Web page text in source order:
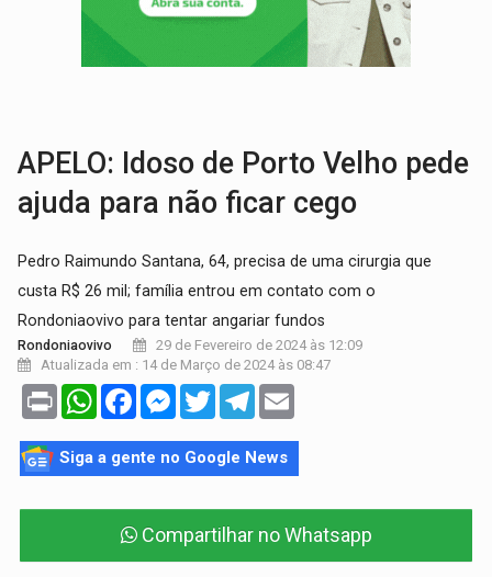
AGOSTO LILÁS:MPRO lança de portal e promove reflexão sobre trajetória da
REGULARIZAÇÃO:Refis 2026 segue até o fim do ano para
APELO: Idoso de Porto Velho pede
ajuda para não ficar cego
Pedro Raimundo Santana, 64, precisa de uma cirurgia que
custa R$ 26 mil; família entrou em contato com o
Rondoniaovivo para tentar angariar fundos
Rondoniaovivo
29 de Fevereiro de 2024 às 12:09
Atualizada em : 14 de Março de 2024 às 08:47
Print WhatsAppFacebookMessenger
TwitterTelegram
Siga a gente no Google News
Compartilhar no Whatsapp